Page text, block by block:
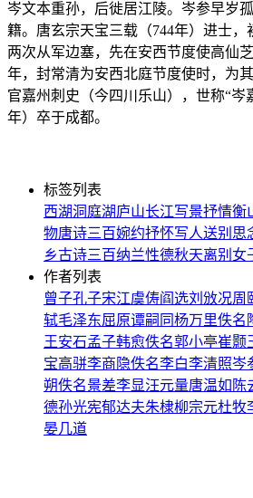
岑文本重孙，后徙居江陵。岑参早岁
籍。唐玄宗天宝三载（744年）进士
两次从军边塞，先在安西节度使高仙
年，封常清为安西北庭节度使时，为
官嘉州刺史（今四川乐山），世称“岑
年）卒于成都。
标签列表
西湖洞庭湖庐山长江写景抒情衡
物唐诗三百婉约抒怀写人送别 思
乡古诗三百纳兰性德秋天离别 女
作者列表
曾子孔子宋江虞俦阎选刘攽况周
轼毛泽东屈原谭嗣同杨万里佚名
王安石孟子韩愈佚名郭小亭崔颢
宝高骈李商隐佚名李白李清照岑
朔佚名景差李显汪元量唐温如 陈
德孙光宪郁达夫朱棣柳宗元杜牧
晏几道